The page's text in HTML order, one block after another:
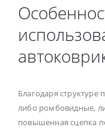
Благодаря структуре
либо ромбовидные,
повышенная сцепка